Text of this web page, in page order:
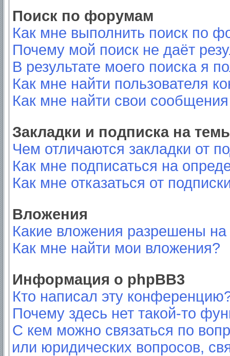
Поиск по форумам
Как мне выполнить поиск по
Почему мой поиск не даёт
В результате моего поиска я
Как мне найти пользователя
Как мне найти свои
Закладки и подписка на
Чем отличаются закладки от
Как мне подписаться на
Как мне отказаться от
Вложения
Какие вложения разрешены
Как мне найти мои вложения?
Информация о phpBB3
Кто написал эту
Почему здесь нет такой-то
С кем можно связаться по
или юридических вопросов,